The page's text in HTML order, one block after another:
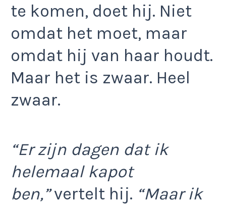
te komen, doet hij. Niet
omdat het moet, maar
omdat hij van haar houdt.
Maar het is zwaar. Heel
zwaar.
“Er zijn dagen dat ik
helemaal kapot
ben,”vertelt hij. “Maar ik